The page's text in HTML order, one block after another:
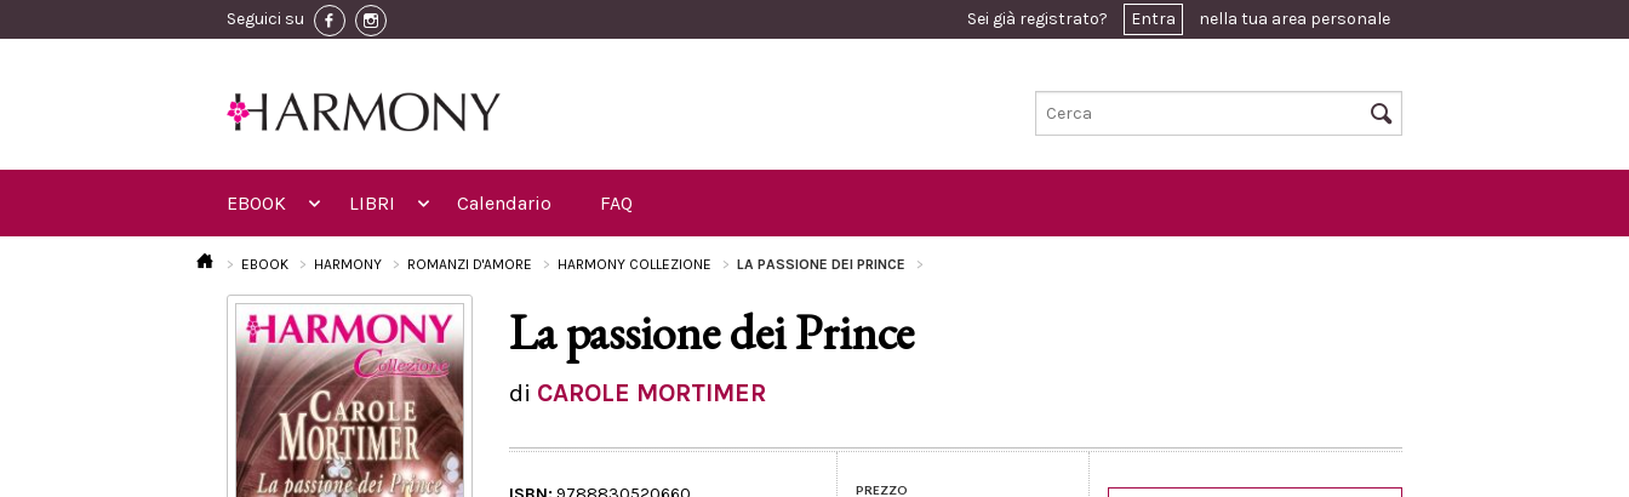
Seguici su Sei già registrato? Entra nella tua area personale
EBOOK LIBRI Calendario FAQ
EBOOK HARMONY ROMANZI D'AMORE HARMONY COLLEZIONE LA PASSIONE DEI PRINCE
La passione dei Prince
di CAROLE MORTIMER
PREZZO